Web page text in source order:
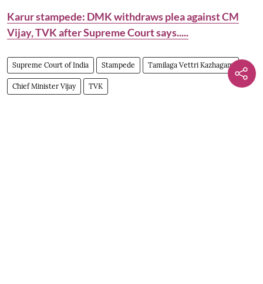
Karur stampede: DMK withdraws plea against CM
Vijay, TVK after Supreme Court says.....
Supreme Court of India Stampede Tamilaga Vettri Kazhagam
Chief Minister Vijay TVK